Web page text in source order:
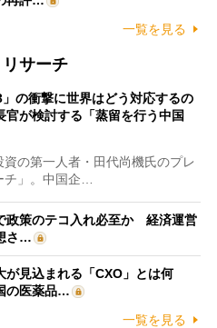
一覧を見る
サーチ
の衝撃に世界はどう対応するの
が検討する「蒸留を行う中国
の第一人者・田代尚機氏のプレ
チ」。中国企…
政策のテコ入れ必至か 経済運営
さ…
が見込まれる「CXO」とは何
の医薬品…
一覧を見る